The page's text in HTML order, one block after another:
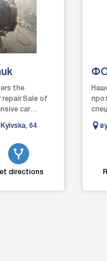
the
repair.Sale of
car
64
directions